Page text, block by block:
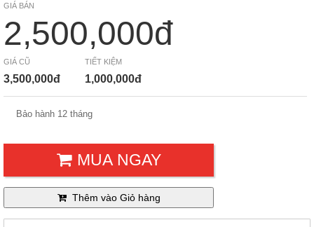
GIÁ BÁN
2,500,000đ
GIÁ CŨ
3,500,000đ
TIẾT KIỆM
1,000,000đ
Bảo hành 12 tháng
MUA NGAY
Thêm vào Giỏ hàng